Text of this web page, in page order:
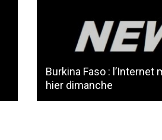
Burkina Faso :
hier dimanche